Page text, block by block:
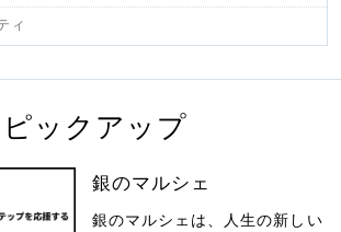
ィ
ピックアップ
銀のマルシェ
銀のマルシェは、人生の新しい